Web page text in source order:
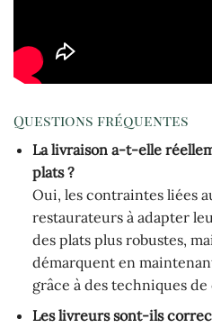
Questions fréquentes
La livraison a-t-elle
plats ?
Oui, les contraintes liées
restaurateurs à adapter
des plats plus robustes,
démarquent en
grâce à des techniques
Les livreurs sont-ils